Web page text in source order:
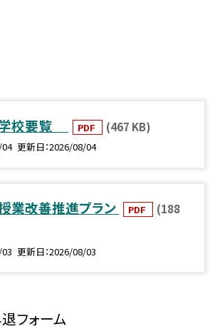
校要覧 PDF (467 KB)
更新日 2026/08/04
業改善推進プラン PDF
(188
更新日 2026/08/03
フォーム